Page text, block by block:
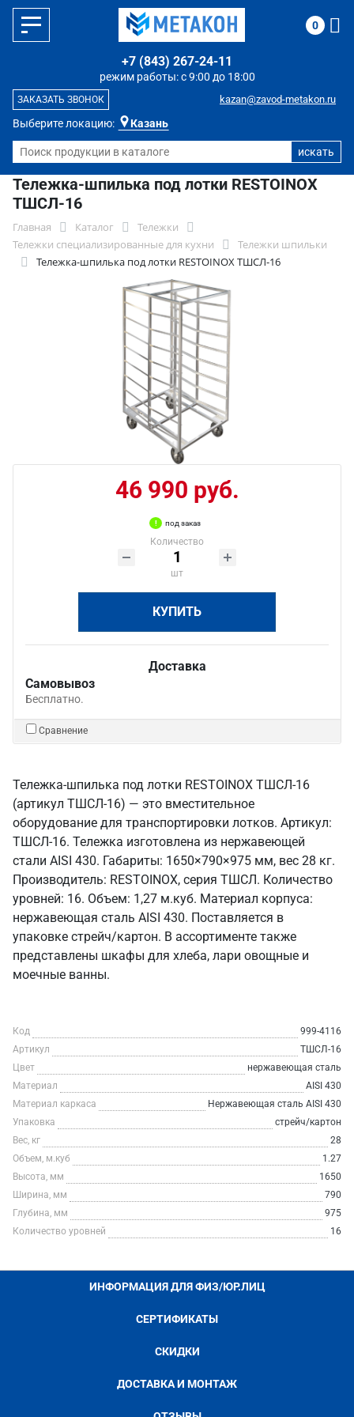
Выберите локацию: Казань
режим работы: с 9:00 до 18:00
+7 (843) 267-24-11
kazan@zavod-metakon.ru
ЗАКАЗАТЬ ЗВОНОК
0
Тележка-шпилька под лотки RESTOINOX
ТШСЛ-16
Главная Каталог
Тележки
Тележки специализированные для кухни
Тележки шпильки
Тележка-шпилька под лотки RESTOINOX ТШСЛ-16
46 990 руб.
под заказ
Количество
шт
КУПИТЬ
Доставка
Самовывоз
Бесплатно.
Сравнение
Тележка-шпилька под лотки RESTOINOX ТШСЛ-16
(артикул ТШСЛ-16) — это вместительное
оборудование для транспортировки лотков. Артикул:
ТШСЛ-16. Тележка изготовлена из нержавеющей
стали AISI 430. Габариты: 1650×790×975 мм, вес 28 кг.
Производитель: RESTOINOX, серия ТШСЛ. Количество
уровней: 16. Объем: 1,27 м.куб. Материал корпуса:
нержавеющая сталь AISI 430. Поставляется в
упаковке стрейч/картон. В ассортименте также
представлены шкафы для хлеба, лари овощные и
моечные ванны.
Код
999-4116
Артикул
ТШСЛ-16
Цвет
нержавеющая сталь
Материал
AISI 430
Материал каркаса
Нержавеющая сталь AISI 430
Упаковка
стрейч/картон
Вес, кг
28
Объем, м.куб
1.27
Высота, мм
1650
Ширина, мм
790
Глубина, мм
975
Количество уровней
16
ИНФОРМАЦИЯ ДЛЯ ФИЗ/ЮР.ЛИЦ
СЕРТИФИКАТЫ
СКИДКИ
ДОСТАВКА И МОНТАЖ